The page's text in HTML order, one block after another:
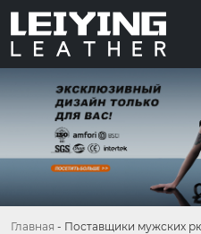
Главная - Поставщики мужских